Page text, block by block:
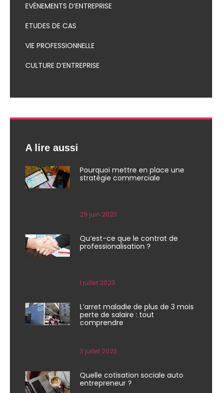
EVÉNEMENTS D’ENTREPRISE
ETUDES DE CAS
VIE PROFESSIONNELLE
CULTURE D’ENTREPRISE
A lire aussi
Pourquoi mettre en place une
stratégie commerciale
29 juin 2023
Qu’est-ce que le contrat de
professionalisation ?
1 juillet 2023
L’arret maladie de plus de 3 mois
perte de salaire : tout
comprendre
3 juillet 2023
Quelle cotisation sociale auto
entrepreneur ?